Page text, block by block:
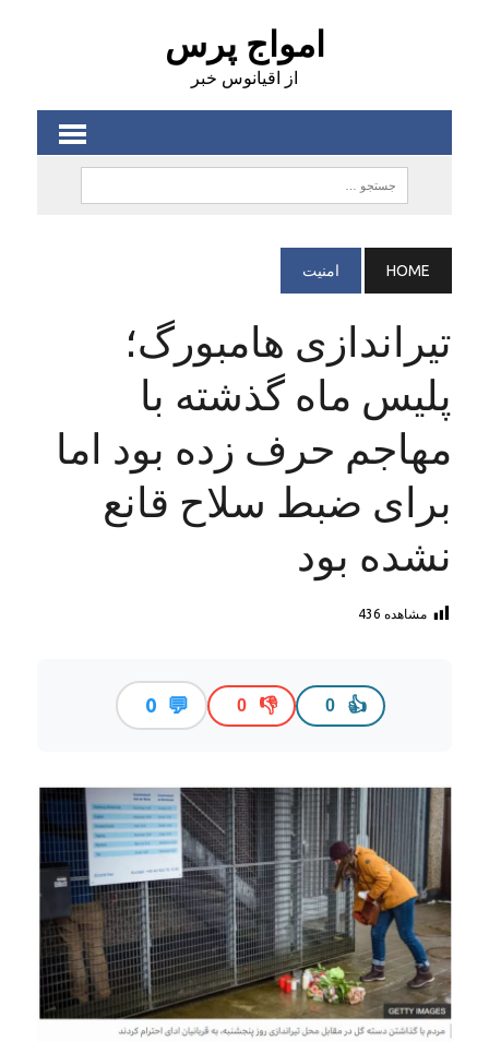
امواج پرس
از اقیانوس خبر
HOME امنيت
تیراندازی هامبورگ؛
پلیس ماه گذشته با
مهاجم حرف زده بود اما
برای ضبط سلاح قانع
نشده بود
مشاهده 436
👍
0
👎
0
💬
0